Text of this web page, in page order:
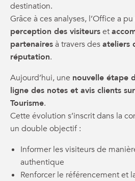
destination.
Grâce à ces analyses, l’Office a pu
perception des visiteurset
partenairesà travers desateliers
réputation.
Aujourd’hui, une nouvelle étape
ligne des notes et avis clients
Tourisme.
Cette évolution s’inscrit dans la
un double objectif :
Informer les visiteurs de
authentique
Renforcer le référencement et